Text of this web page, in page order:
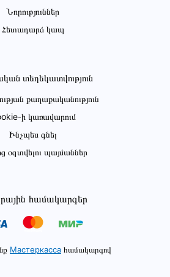
Նորություններ
Հետադարձ կապ
տեղեկատվություն
քաղաքականություն
ի կառավարում
Ինչպես գնել
օգտվելու պայմաններ
համակարգեր
Мастеркасса համակարգով